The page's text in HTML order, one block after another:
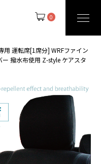
0
用 運転席[1席分] WRFファイン
撥水布使用 Z-style ケアスタ